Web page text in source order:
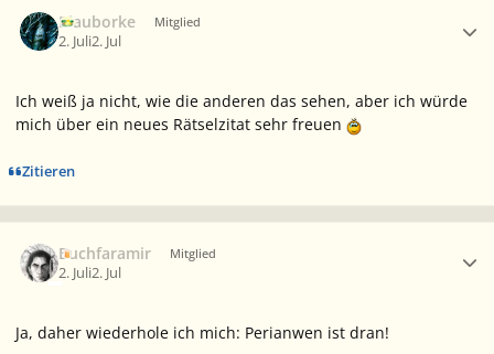
Blauborke Mitglied
2. Juli2. Jul
Ich weiß ja nicht, wie die anderen das sehen, aber ich würde
mich über ein neues Rätselzitat sehr freuen
Zitieren
Buchfaramir Mitglied
2. Juli2. Jul
Ja, daher wiederhole ich mich: Perianwen ist dran!